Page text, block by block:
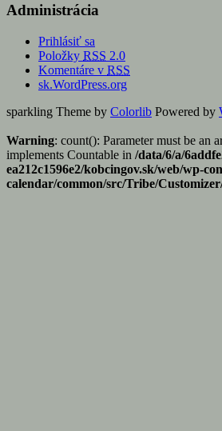
Administrácia
Prihlásiť sa
Položky RSS 2.0
Komentáre v RSS
sk.WordPress.org
sparkling Theme by Colorlib Powered by
Warning: count(): Parameter must be an
implements Countable in /data/6/a/
ea212c1596e2/kobcingov.sk/web/wp-
calendar/common/src/Tribe/